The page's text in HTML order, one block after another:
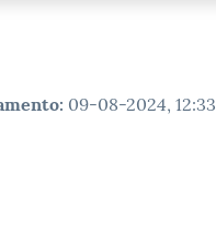
: 09-08-2024, 12:33